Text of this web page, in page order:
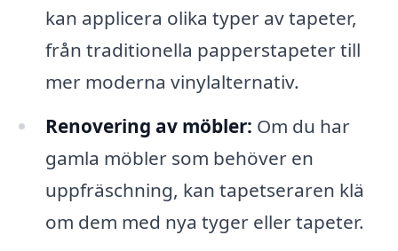
kan applicera olika typer av tapeter,
från traditionella papperstapeter till
mer moderna vinylalternativ.
Renovering av möbler: Om du har
gamla möbler som behöver en
uppfräschning, kan tapetseraren klä
om dem med nya tyger eller tapeter.